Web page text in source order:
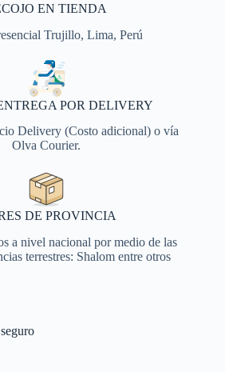
EN TIENDA
Trujillo, Lima, Perú
POR DELIVERY
Delivery (Costo adicional) o vía
Olva Courier.
DE PROVINCIA
a nivel nacional por medio de las
terrestres: Shalom entre otros